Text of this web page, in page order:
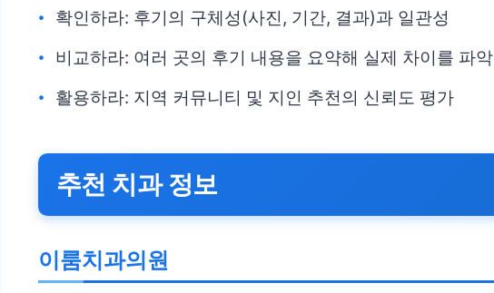
확인하라: 후기의 구체성(사진, 기간, 결과)과 일관성
비교하라: 여러 곳의 후기 내용을 요약해 실제 차이를 파악
활용하라: 지역 커뮤니티 및 지인 추천의 신뢰도 평가
추천 치과 정보
이룸치과의원